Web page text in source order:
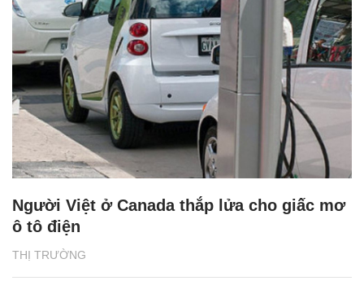
THỊ TRƯỜNG
Người Việt ở Canada thắp lửa cho giấc mơ
ô tô điện